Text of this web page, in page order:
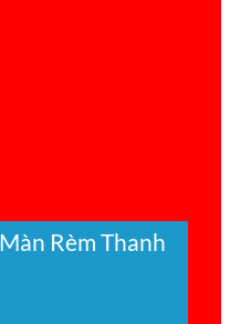
Rèm Thanh